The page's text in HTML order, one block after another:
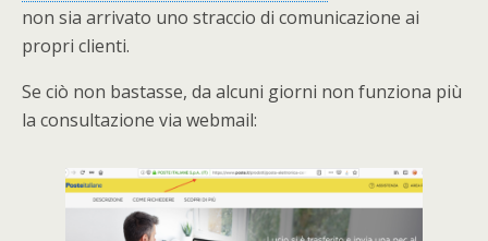
non sia arrivato uno straccio di comunicazione ai
propri clienti.
Se ciò non bastasse, da alcuni giorni non funziona più
la consultazione via webmail: